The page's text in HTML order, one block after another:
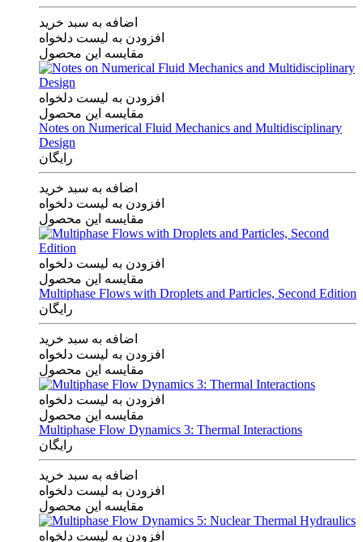
اضافه به سبد خرید
افزودن به لیست دلخواه
مقایسه این محصول
افزودن به لیست دلخواه
مقایسه این محصول
Notes on Numerical Fluid Mechanics and Multidisciplinary
Design
رایگان
اضافه به سبد خرید
افزودن به لیست دلخواه
مقایسه این محصول
افزودن به لیست دلخواه
مقایسه این محصول
Multiphase Flows with Droplets and Particles, Second Edition
رایگان
اضافه به سبد خرید
افزودن به لیست دلخواه
مقایسه این محصول
افزودن به لیست دلخواه
مقایسه این محصول
Multiphase Flow Dynamics 3: Thermal Interactions
رایگان
اضافه به سبد خرید
افزودن به لیست دلخواه
مقایسه این محصول
افزودن به لیست دلخواه